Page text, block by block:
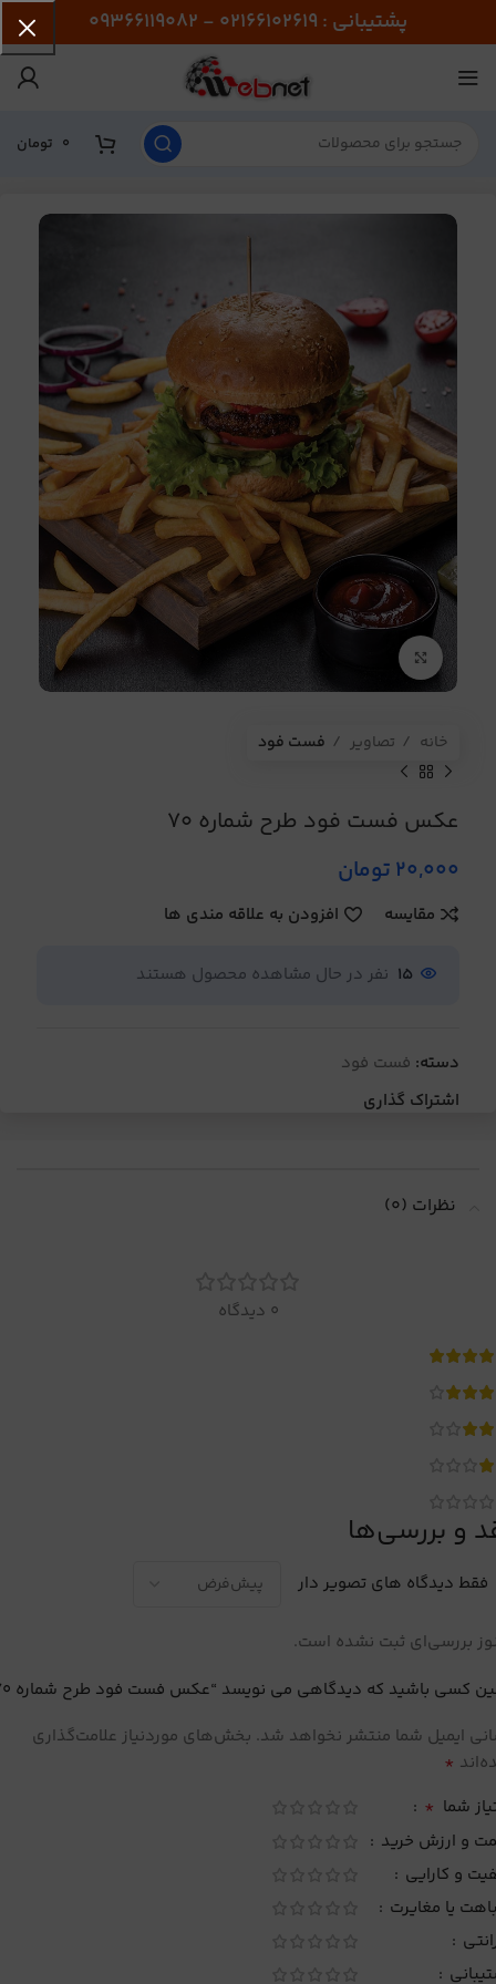
پشتیبانی : 02166102619 - 09366119082
0 تومان
خانه تصاویر فست فود
عکس فست فود طرح شماره 70
20,000تومان
مقایسه افزودن به علاقه مندی ها
15 نفر در حال مشاهده محصول هستند
دسته: فست فود
اشتراک گذاری
نظرات (0)
0 دیدگاه
و بررسی‌ها
فقط دیدگاه های تصویر دار
بررسی‌ای ثبت نشده است.
کسی باشید که دیدگاهی می نویسد “عکس فست فود طرح شماره 70”
ایمیل شما منتشر نخواهد شد. بخش‌های موردنیاز علامت‌گذاری
*
شما *
و ارزش خرید
و کارایی
یا مغایرت